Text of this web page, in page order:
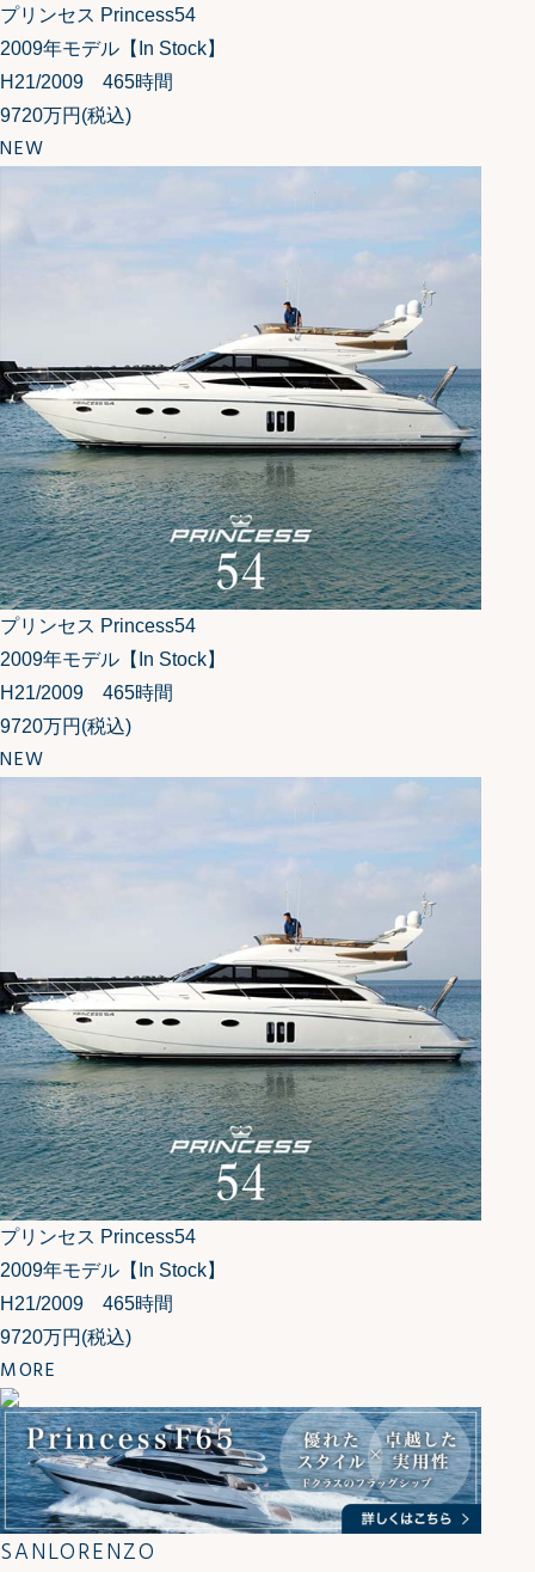
プリンセス Princess54
2009年モデル【In Stock】
H21/2009 465時間
9720万円 (税込)
NEW
プリンセス Princess54
2009年モデル【In Stock】
H21/2009 465時間
9720万円 (税込)
NEW
プリンセス Princess54
2009年モデル【In Stock】
H21/2009 465時間
9720万円 (税込)
MORE
SANLORENZO